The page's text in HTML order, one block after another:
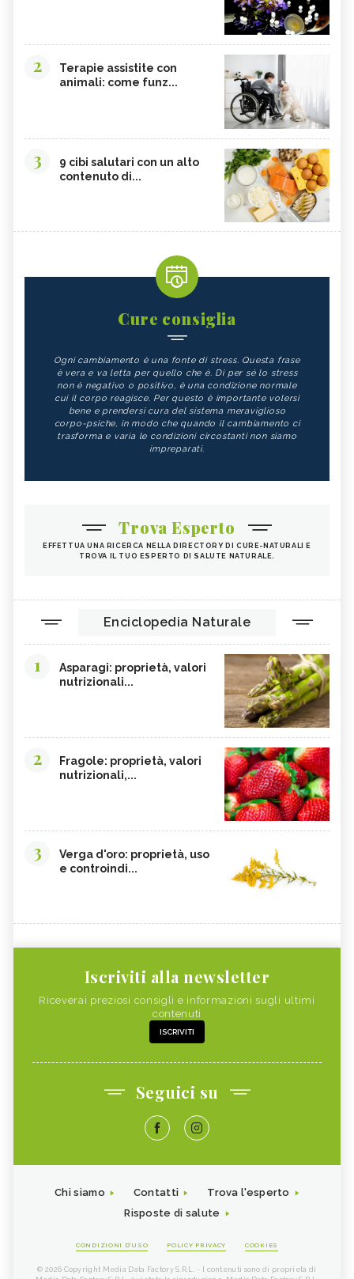
2
Terapie assistite con
animali: come funz...
3
9 cibi salutari con un alto
contenuto di...
Cure consiglia
Ogni cambiamento è una fonte di stress. Questa frase
è vera e va letta per quello che è. Di per sé lo stress
non è negativo o positivo, è una condizione normale
cui il corpo reagisce. Per questo è importante volersi
bene e prendersi cura del sistema meraviglioso
corpo-psiche, in modo che quando il cambiamento ci
trasforma e varia le condizioni circostanti non siamo
impreparati.
Trova Esperto
EFFETTUA UNA RICERCA NELLA DIRECTORY DI CURE-NATURALI E
TROVA IL TUO ESPERTO DI SALUTE NATURALE.
Enciclopedia Naturale
1
Asparagi: proprietà, valori
nutrizionali...
2
Fragole: proprietà, valori
nutrizionali,...
3
Verga d'oro: proprietà, uso
e controindi...
Iscriviti alla newsletter
Riceverai preziosi consigli e informazioni sugli ultimi
contenuti
ISCRIVITI
Seguici su
Chi siamo Contatti
Trova l'esperto
Risposte di salute
CONDIZIONI D'USO POLICY PRIVACY COOKIES
© 2026 Copyright Media Data Factory S.R.L. - I contenuti sono di proprietà di